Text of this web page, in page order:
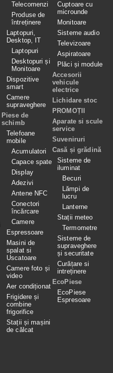
Telecomenzi
Produse de
întreținere
Laptopuri,
Desktop, IT
Laptopuri
Desktopuri și
Monitoare
Dispozitive
smart
Camere
supraveghere
Piese de
schimb
Telefoane
mobile
Acumulatori
Capace spate
Display
Adezivi
Antene NFC
Conectori
încărcare
Camere
Espressoare
Masini de
spalat si
Uscatoare
Camere foto și
video
Aer condiționat
Frigidere și
combine
frigorifice
Stații și mașini
de călcat
Cuptoare cu
microunde
Monitoare
Sisteme audio
Televizoare
Aspiratoare
Plăci și module
Accesorii
vehicule
electrice
Lichidare stoc
PROMOȚII
Aparate si scule
service
Suveniruri
Casă și grădină
Sisteme de
iluminat
Becuri
Lămpi de
lucru
Lanterne
Stații meteo
Termometre
Sisteme de
supraveghere
și securitate
Curățare si
intreținere
EcoPiese
EcoPiese
Espresoare